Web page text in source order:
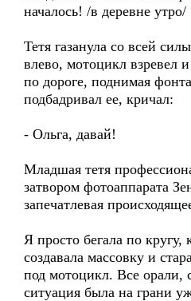
началось! /в деревне утро/
Тетя газанула со всей
влево, мотоцикл взревел
по дороге, поднимая
подбадривал ее, кричал:
- Ольга, давай!
Младшая тетя
затвором фотоаппарата
запечатлевая
Я просто бегала по кругу,
создавала массовку и
под мотоцикл. Все орали,
ситуация была на грани